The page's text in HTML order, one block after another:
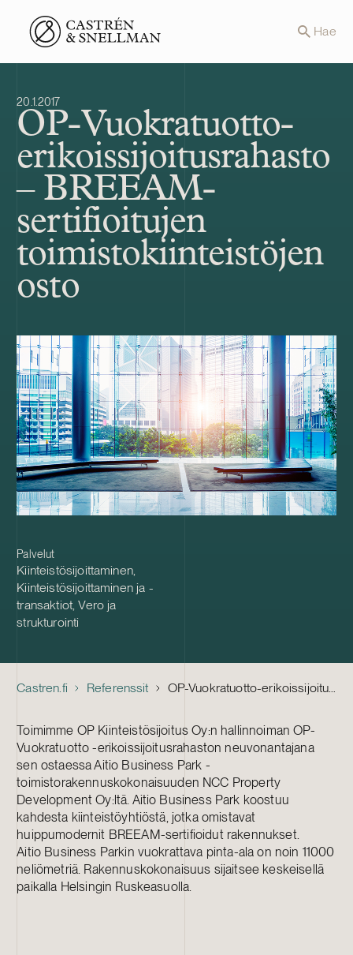
Front page Hae
20.1.2017
OP-Vuokratuotto-
erikoissijoitusrahasto
– BREEAM-
sertifioitujen
toimistokiinteistöjen
osto
Palvelut
Kiinteistösijoittaminen,
Kiinteistösijoittaminen ja -
transaktiot,Vero ja
strukturointi
Castren.fi Referenssit OP-Vuokratuotto-erikoissijoitusrahasto – BREEAM-sertifioitujen toimistokiinteistöjen osto
Toimimme OP Kiinteistösijoitus Oy:n hallinnoiman OP-
Vuokratuotto -erikoissijoitusrahaston neuvonantajana
sen ostaessa Aitio Business Park -
toimistorakennuskokonaisuuden NCC Property
Development Oy:ltä. Aitio Business Park koostuu
kahdesta kiinteistöyhtiöstä, jotka omistavat
huippumodernit BREEAM-sertifioidut rakennukset.
Aitio Business Parkin vuokrattava pinta-ala on noin 11000
neliömetriä. Rakennuskokonaisuus sijaitsee keskeisellä
paikalla Helsingin Ruskeasuolla.